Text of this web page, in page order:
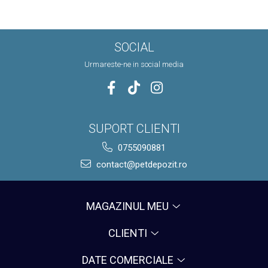
SOCIAL
Urmareste-ne in social media
SUPORT CLIENTI
0755090881
contact@petdepozit.ro
MAGAZINUL MEU
CLIENTI
DATE COMERCIALE